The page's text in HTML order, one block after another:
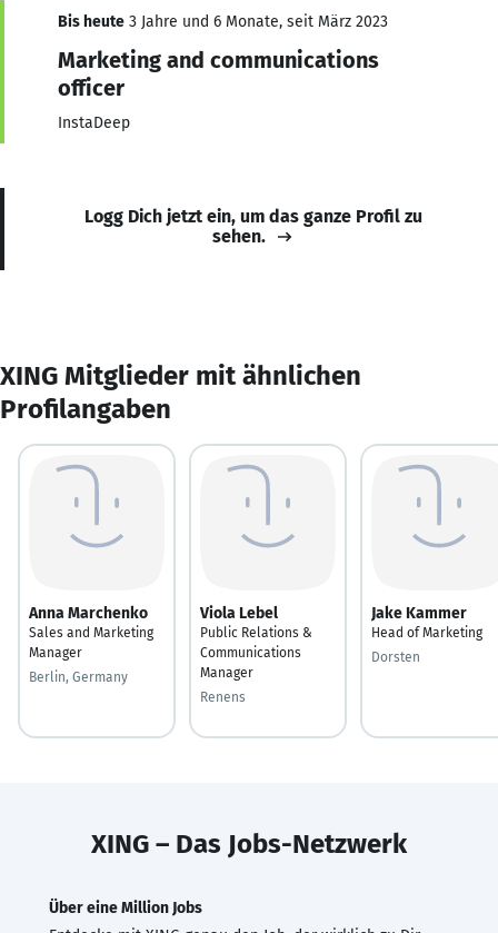
Bis heute 3 Jahre und 6 Monate, seit März 2023
Marketing and communications
officer
InstaDeep
Logg Dich jetzt ein, um das ganze Profil zu
sehen.
XING Mitglieder mit ähnlichen
Profilangaben
Anna Marchenko
Sales and Marketing
Manager
Berlin, Germany
Viola Lebel
Public Relations &
Communications
Manager
Renens
Jake Kammer
Head of Marketing
Dorsten
XING – Das Jobs-Netzwerk
Über eine Million Jobs